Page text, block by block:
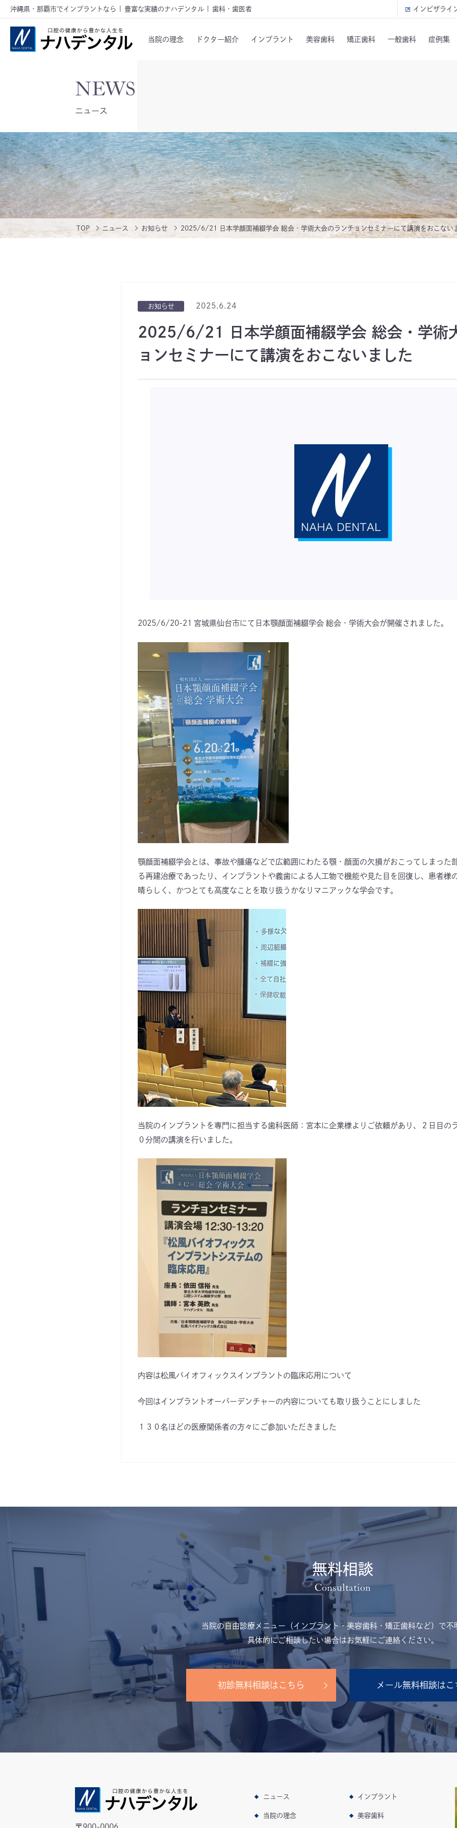
沖縄県・那覇市でインプラントなら | 豊富な実績のナハデンタル | 歯科・歯医者 インビザライ
当院の理念 ドクター紹介 インプラント 美容歯科 矯正歯科 一般歯科 症例集
ニュース
TOP ニュース お知らせ 2025/6/21 日本学顔面補綴学会 総会・学術大会のランチョンセミナーにて講演をおこない
お知らせ 2025.6.24
2025/6/21 日本学顔面補綴学会 総会・学術
ョンセミナーにて講演をおこないました
2025/6/20-21 宮城県仙台市にて日本顎顔面補綴学会 総会・学術大会が開催されました。
顎顔面補綴学会とは、事故や腫瘍などで広範囲にわたる顎・顔面の欠損がおこってしまった
る再建治療であったり、インプラントや義歯による人工物で機能や見た目を回復し、患者様
晴らしく、かつとても高度なことを取り扱うかなりマニアックな学会です。
当院のインプラントを専門に担当する歯科医師：宮本に企業様よりご依頼があり、２日目の
０分間の講演を行いました。
内容は松風バイオフィックスインプラントの臨床応用について
今回はインプラントオーバーデンチャーの内容についても取り扱うことにしました
１３０名ほどの医療関係者の方々にご参加いただきました
無料相談
当院の自由診療メニュー（インプラント・美容歯科・矯正歯科など）で不
具体的にご相談したい場合はお気軽にご連絡ください。
初診無料相談はこちら メール無料相談はこ
ニュース
当院の理念
インプラント
美容歯科